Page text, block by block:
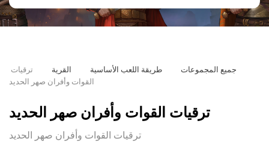
جميع المجموعات طريقة اللعب الأساسية القرية
ترقيات
القوات وأفران صهر الحديد
ترقيات القوات وأفران صهر الحديد
ترقيات القوات وأفران صهر الحديد